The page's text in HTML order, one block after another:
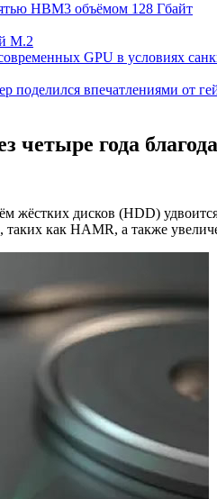
HBM3 объёмом 128 Гбайт
M.2
GPU в условиях
поделился впечатлениями от
четыре года
жёстких дисков (HDD)
как HAMR, а также